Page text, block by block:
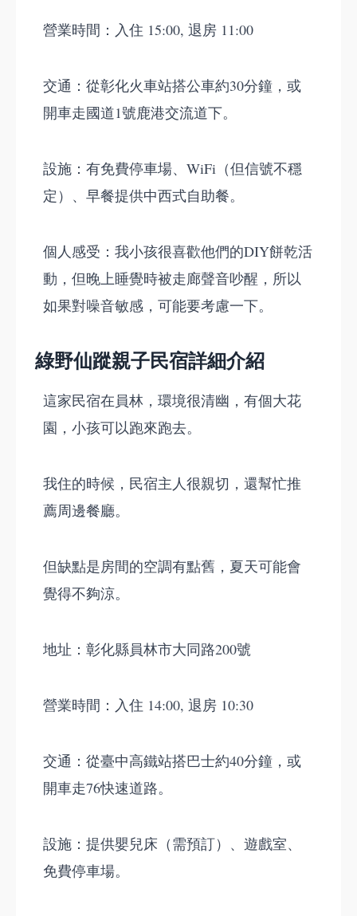
營業時間：入住 15:00, 退房 11:00
交通：從彰化火車站搭公車約30分鐘，或
開車走國道1號鹿港交流道下。
設施：有免費停車場、WiFi（但信號不穩
定）、早餐提供中西式自助餐。
個人感受：我小孩很喜歡他們的DIY餅乾活
動，但晚上睡覺時被走廊聲音吵醒，所以
如果對噪音敏感，可能要考慮一下。
綠野仙蹤親子民宿詳細介紹
這家民宿在員林，環境很清幽，有個大花
園，小孩可以跑來跑去。
我住的時候，民宿主人很親切，還幫忙推
薦周邊餐廳。
但缺點是房間的空調有點舊，夏天可能會
覺得不夠涼。
地址：彰化縣員林市大同路200號
營業時間：入住 14:00, 退房 10:30
交通：從臺中高鐵站搭巴士約40分鐘，或
開車走76快速道路。
設施：提供嬰兒床（需預訂）、遊戲室、
免費停車場。